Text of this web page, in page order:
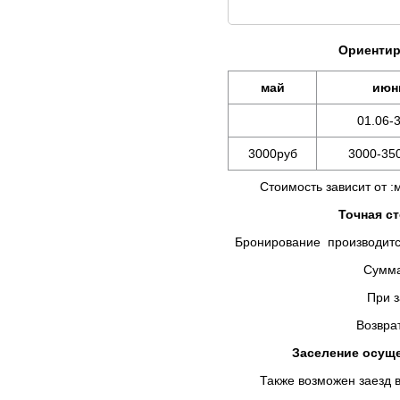
май
01.06-
3000руб 3000-
Стоимость зависит от
Точная
Бронирование
Сумма предоплаты
При заселении Вы
Возврат брони не
Заселение
Также возможен заезд в